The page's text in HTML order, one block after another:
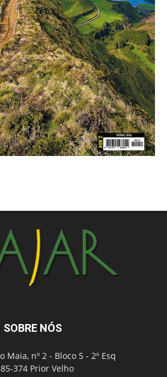
SOBRE NÓS
Maia, nº 2 - Bloco 5 - 2º Esq
374 Prior Velho